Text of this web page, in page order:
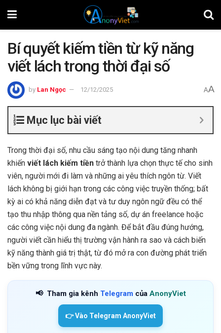
Bí quyết kiếm tiền từ kỹ năng
viết lách trong thời đại số
by Lan Ngọc 12/12/2025 AA
Mục lục bài viết
Trong thời đại số, nhu cầu sáng tạo nội dung tăng nhanh
khiến viết lách kiếm tiền trở thành lựa chọn thực tế cho sinh
viên, người mới đi làm và những ai yêu thích ngôn từ. Viết
lách không bị giới hạn trong các công việc truyền thống; bất
kỳ ai có khả năng diễn đạt và tư duy ngôn ngữ đều có thể
tạo thu nhập thông qua nền tảng số, dự án freelance hoặc
các công việc nội dung đa ngành. Để bắt đầu đúng hướng,
người viết cần hiểu thị trường vận hành ra sao và cách biến
kỹ năng thành giá trị thật, từ đó mở ra con đường phát triển
bền vững trong lĩnh vực này.
📢 Tham gia kênh Telegram của AnonyViet
👉 Vào Telegram AnonyViet